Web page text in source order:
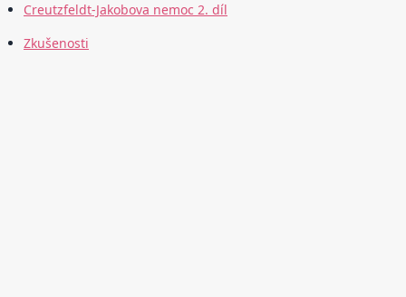
Creutzfeldt-Jakobova nemoc 2. díl
Zkušenosti